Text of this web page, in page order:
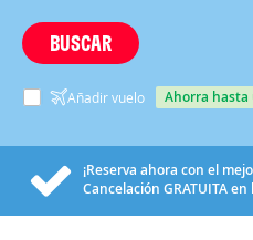
BUSCAR
Añadir vuelo ahorra
¡Reserva ahora con el
Cancelación GRATUITAen